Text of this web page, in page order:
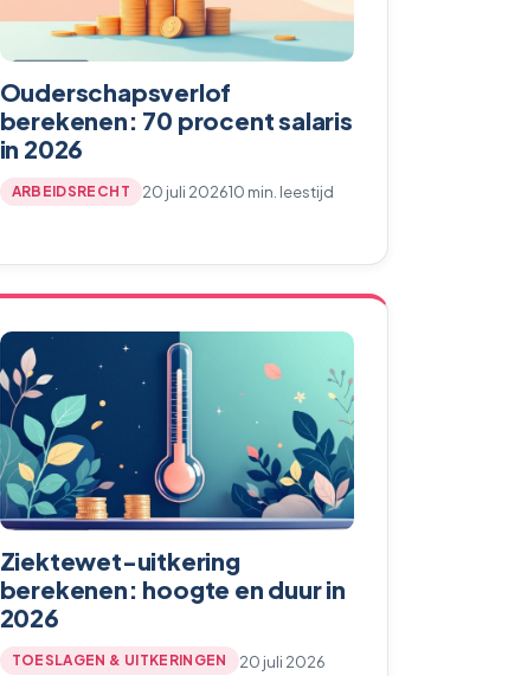
Ouderschapsverlof
berekenen: 70 procent salaris
in 2026
ARBEIDSRECHT 20 juli 202610 min. leestijd
Ziektewet-uitkering
berekenen: hoogte en duur in
2026
TOESLAGEN & UITKERINGEN
20 juli 2026